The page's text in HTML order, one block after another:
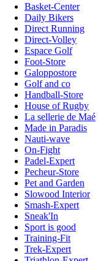
Basket-Center
Daily Bikers
Direct Running
Direct-Volley
Espace Golf
Foot-Store
Galoppostore
Golf and co
Handball-Store
House of Rugby
La sellerie de Maé
Made in Paradis
Nauti-wave
On-Fight
Padel-Expert
Pecheur-Store
Pet and Garden
Slowood Interior
Smash-Expert
Sneak'In
Sport is good
Training-Fit
Trek-Expert